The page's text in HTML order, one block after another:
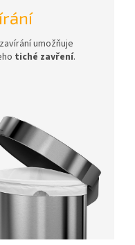
umožňuje
tiché zavření.